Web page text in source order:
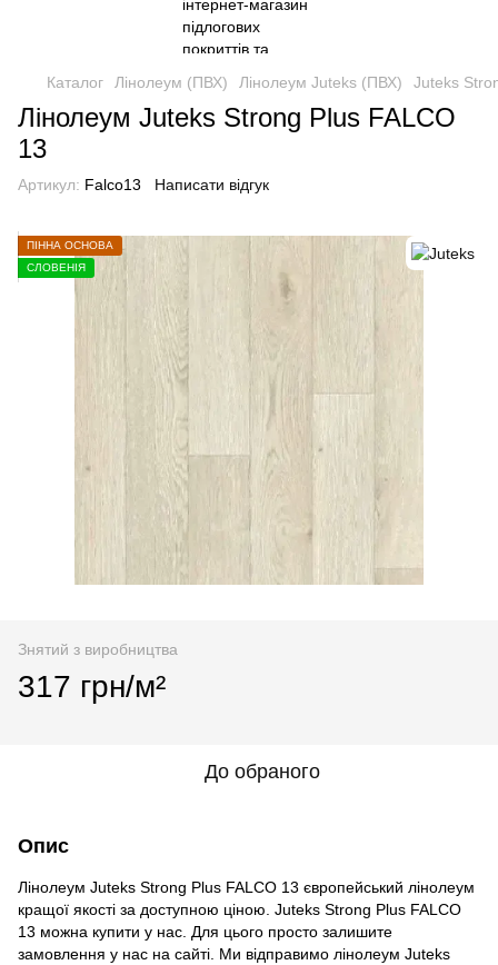
Каталог Лінолеум (ПВХ) Лінолеум Juteks (ПВХ) Juteks
Лінолеум Juteks Strong Plus FALCO
13
Артикул: Falco13 Написати відгук
ПІННА ОСНОВА
СЛОВЕНІЯ
Знятий з виробництва
317 грн/м²
До обраного
Опис
Лінолеум Juteks Strong Plus FALCO 13 європейський лінолеум
кращої якості за доступною ціною. Juteks Strong Plus FALCO
13 можна купити у нас. Для цього просто залишите
замовлення у нас на сайті. Ми відправимо лінолеум Juteks